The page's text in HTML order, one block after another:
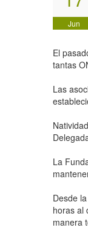
Jun
El
tantas
Las
La
Desde
horas al
manera